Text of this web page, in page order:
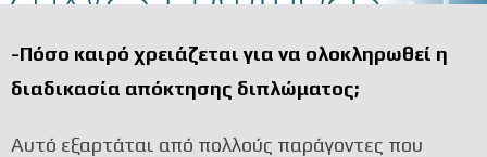
-Πόσο καιρό χρειάζεται για να ολοκληρωθεί η
διαδικασία απόκτησης διπλώματος;
Αυτό εξαρτάται από πολλούς παράγοντες που